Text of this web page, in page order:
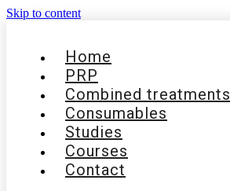
Skip to content
Home
PRP
Combined treatments
Consumables
Studies
Courses
Contact